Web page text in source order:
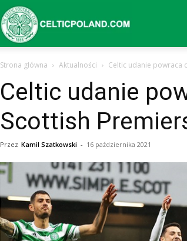
Glasgow
–
aktualności
(transfery,
Strona główna Aktualności Celtic udanie powraca
Celtic udanie
Scottish
Przez Kamil Szatkowski - 16 października 2021